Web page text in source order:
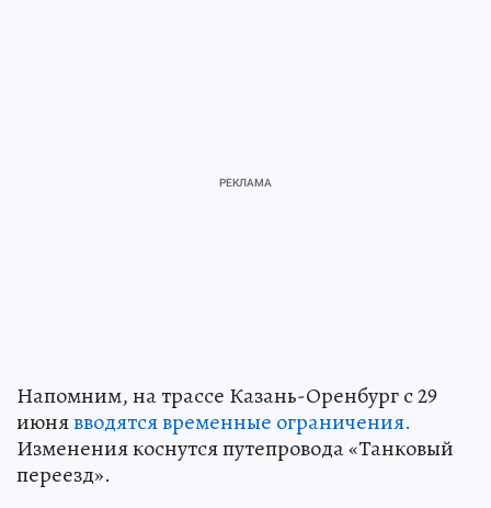
Напомним, на трассе Казань-Оренбург с 29
июнявводятся временные ограничения.
Изменения коснутся путепровода «Танковый
переезд».